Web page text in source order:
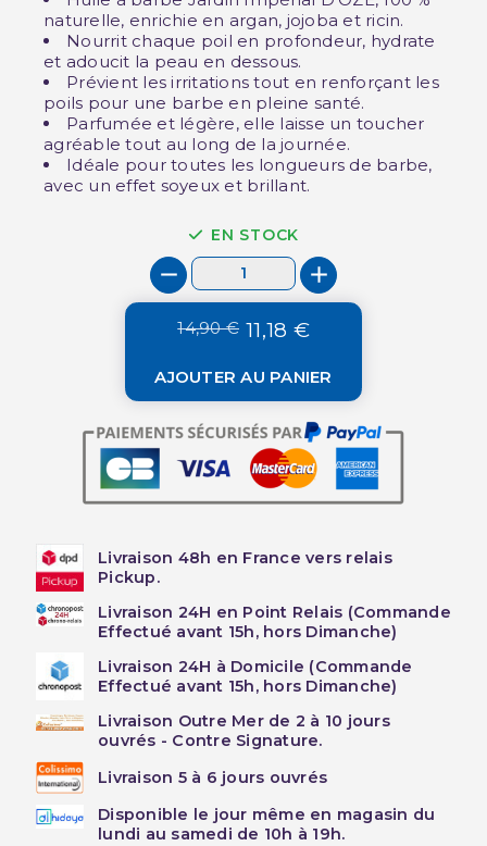
naturelle, enrichie en argan, jojoba et ricin.
Nourrit chaque poil en profondeur, hydrate
et adoucit la peau en dessous.
Prévient les irritations tout en renforçant les
poils pour une barbe en pleine santé.
Parfumée et légère, elle laisse un toucher
agréable tout au long de la journée.
Idéale pour toutes les longueurs de barbe,
avec un effet soyeux et brillant.
EN STOCK
14,90 € 11,18 €
AJOUTER AU PANIER
Livraison 48h en France vers relais
Pickup.
Livraison 24H en Point Relais (Commande
Effectué avant 15h, hors Dimanche)
Livraison 24H à Domicile (Commande
Effectué avant 15h, hors Dimanche)
Livraison Outre Mer de 2 à 10 jours
ouvrés - Contre Signature.
Livraison 5 à 6 jours ouvrés
Disponible le jour même en magasin du
lundi au samedi de 10h à 19h.